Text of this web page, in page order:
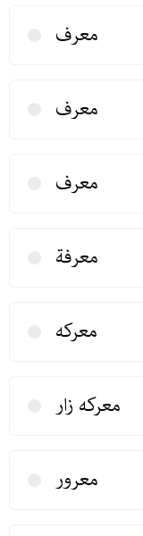
معرف
معرف
معرف
معرفة
معركه
معركه زار
معرور